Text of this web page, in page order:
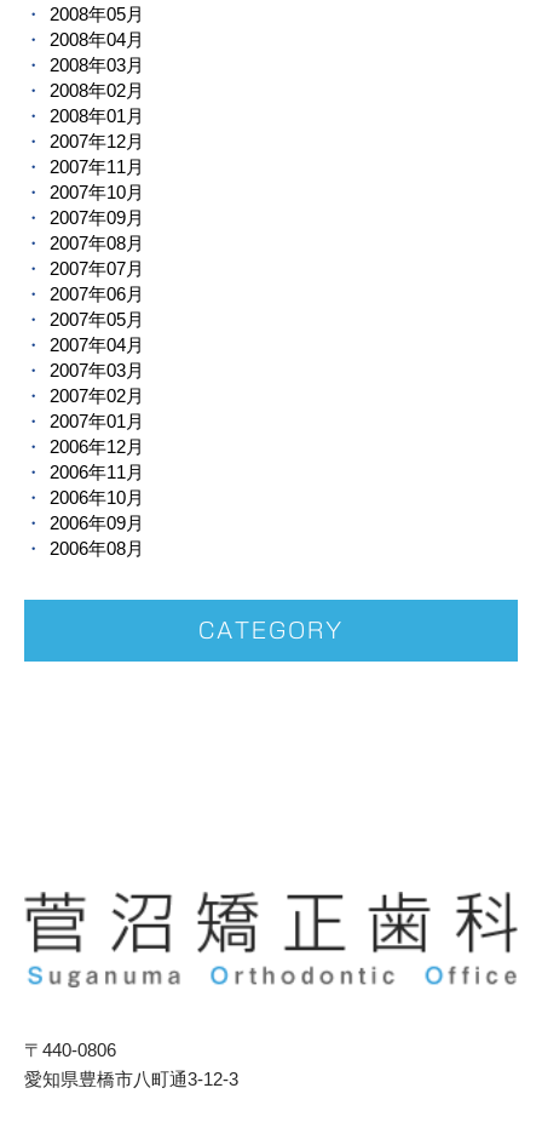
2008年05月
2008年04月
2008年03月
2008年02月
2008年01月
2007年12月
2007年11月
2007年10月
2007年09月
2007年08月
2007年07月
2007年06月
2007年05月
2007年04月
2007年03月
2007年02月
2007年01月
2006年12月
2006年11月
2006年10月
2006年09月
2006年08月
CATEGORY
〒440-0806
愛知県豊橋市八町通3-12-3